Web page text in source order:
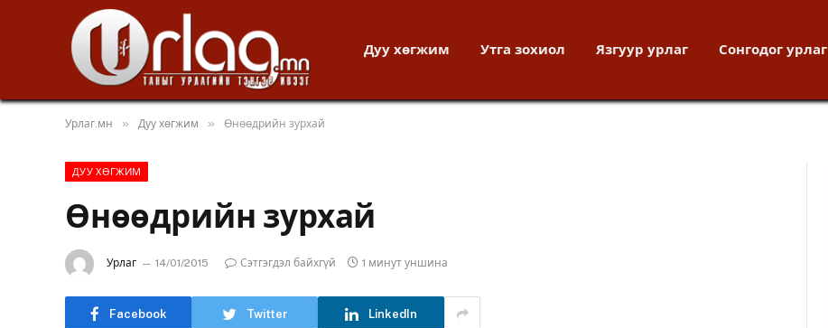
Дуу хөгжим Утга зохиол Язгуур урлаг Сонгодог урлаг
Урлаг.мн » Дуу хөгжим » Өнөөдрийн зурхай
ДУУ ХӨГЖИМ
Өнөөдрийн зурхай
Урлаг 14/01/2015 Сэтгэгдэл байхгүй 1 минут уншина
Facebook Twitter LinkedIn